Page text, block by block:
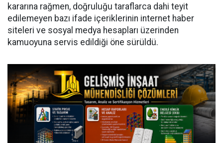
kararına rağmen, doğruluğu taraflarca dahi teyit
edilemeyen bazı ifade içeriklerinin internet haber
siteleri ve sosyal medya hesapları üzerinden
kamuoyuna servis edildiği öne sürüldü.